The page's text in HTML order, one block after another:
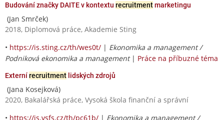
Budování značky DAITE v kontextu recruitmentmarketingu
(Jan Smrček)
2018, Diplomová práce, Akademie Sting
• https://is.sting.cz/th/wes0t/ | Ekonomika a management /
Podniková ekonomika a management| Práce na příbuzné téma
Externírecruitment lidských zdrojů
(Jana Kosejková)
2020, Bakalářská práce, Vysoká škola finanční a správní
• https://is.vsfs.cz/th/pc61b/ | Ekonomika a management /